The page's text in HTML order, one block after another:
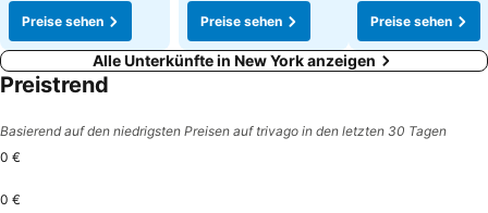
Preise sehen
Preise sehen
Preise sehen
Alle Unterkünfte in New York anzeigen
Preistrend
Basierend auf den niedrigsten Preisen auf trivago in den letzten 30 Tagen
0 €
0 €